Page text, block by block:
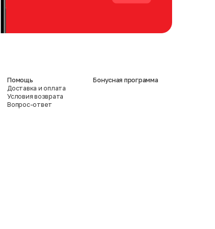
Помощь
Доставка и оплата
Условия возврата
Вопрос-ответ
Бонусная программа